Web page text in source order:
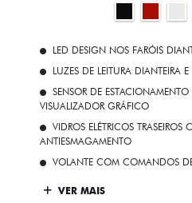
LED DESIGN NOS FARÓIS
LUZES DE LEITURA DIANTEIRA E
SENSOR DE
VISUALIZADOR GRÁFICO
VIDROS ELÉTRICOS
ANTIESMAGAMENTO
VOLANTE COM COMANDOS
VER MAIS